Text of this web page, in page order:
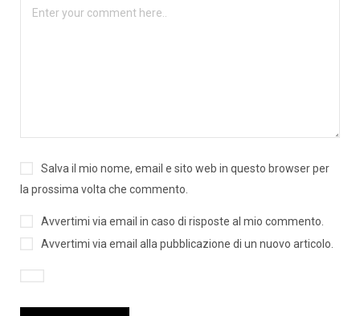
Salva il mio nome, email e sito web in questo browser per
la prossima volta che commento.
Avvertimi via email in caso di risposte al mio commento.
Avvertimi via email alla pubblicazione di un nuovo articolo.